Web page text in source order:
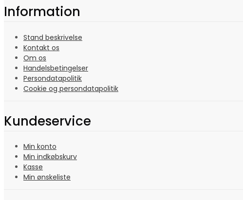
Information
Stand beskrivelse
Kontakt os
Om os
Handelsbetingelser
Persondatapolitik
Cookie og persondatapolitik
Kundeservice
Min konto
Min indkøbskurv
Kasse
Min ønskeliste